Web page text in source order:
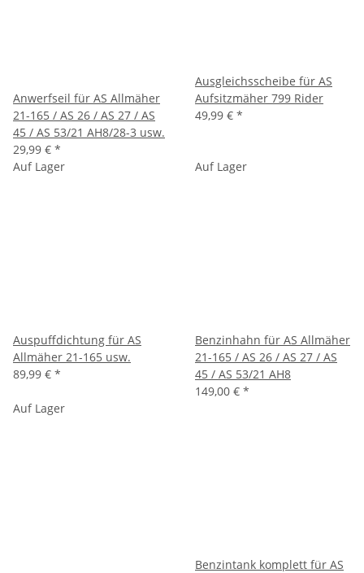
Anwerfseil für AS Allmäher
21-165 / AS 26 / AS 27 / AS
45 / AS 53/21 AH8/28-3 usw.
29,99 € *
Ausgleichsscheibe für AS
Aufsitzmäher 799 Rider
49,99 € *
Auf Lager
Auspuffdichtung für AS
Allmäher 21-165 usw.
89,99 € *
Auf Lager
Benzinhahn für AS Allmäher
21-165 / AS 26 / AS 27 / AS
45 / AS 53/21 AH8
149,00 € *
Auf Lager
Benzintank komplett für AS